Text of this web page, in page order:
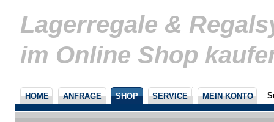
Lagerregale &
im Online Shop
HOME ANFRAGE SHOP SERVICE MEIN KONTO